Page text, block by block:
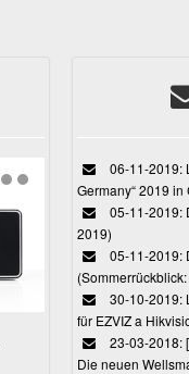
06-11-2019:
Germany“ 2019
05-11-2019:
2019)
05-11-2019:
30-10-2019:
für EZVIZ a
23-03-2018:
Die neuen